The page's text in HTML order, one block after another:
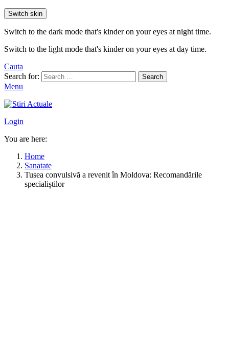
Switch skin
Switch to the dark mode that's kinder on your eyes at night time.
Switch to the light mode that's kinder on your eyes at day time.
Cauta
Search for:
Search
Menu
Login
You are here:
Home
Sanatate
Tusea convulsivă a revenit în Moldova: Recomandările
specialiștilor